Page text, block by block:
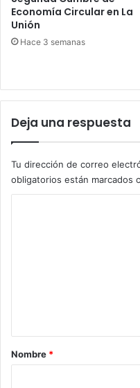
Economía Circular en La
Unión
Hace 3 semanas
Deja una respuesta
Tu dirección de correo
obligatorios están marcados
rNombre *